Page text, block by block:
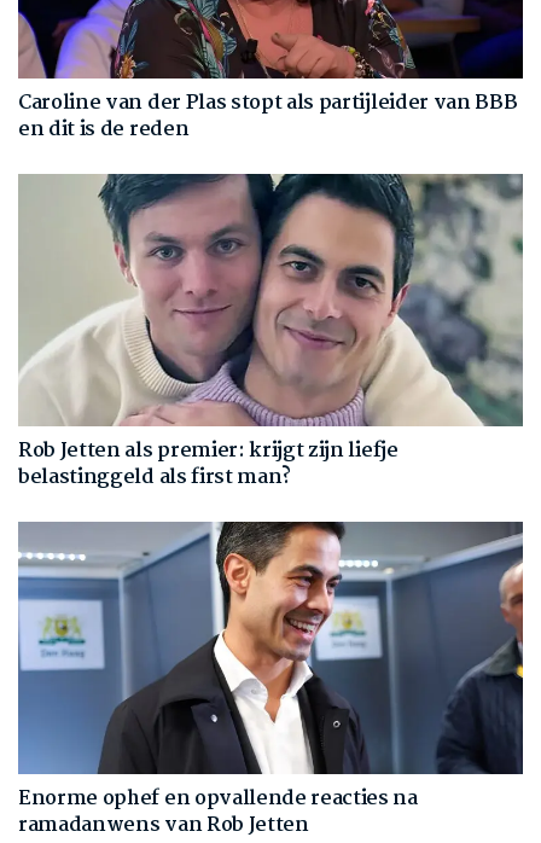
Caroline van der Plas stopt als partijleider van BBB
en dit is de reden
Rob Jetten als premier: krijgt zijn liefje
belastinggeld als first man?
Enorme ophef en opvallende reacties na
ramadanwens van Rob Jetten